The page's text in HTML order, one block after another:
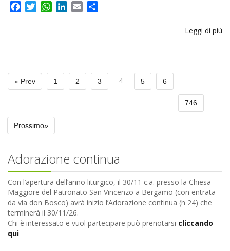
FacebookTwitterWhatsApp
LinkedIn
Email
Leggi di più
« Prev 1 2 3 4 5 6
746
Prossimo»
Adorazione continua
Con l’apertura dell’anno liturgico, il 30/11 c.a. presso la Chiesa
Maggiore del Patronato San Vincenzo a Bergamo (con entrata
da via don Bosco) avrà inizio l’Adorazione continua (h 24) che
terminerà il 30/11/26.
Chi è interessato e vuol partecipare può prenotarsi cliccando
qui